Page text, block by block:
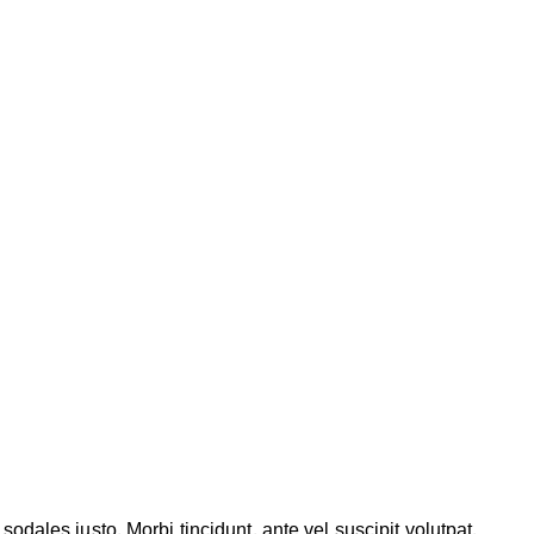
justo. Morbi tincidunt, ante vel suscipit volutpat,